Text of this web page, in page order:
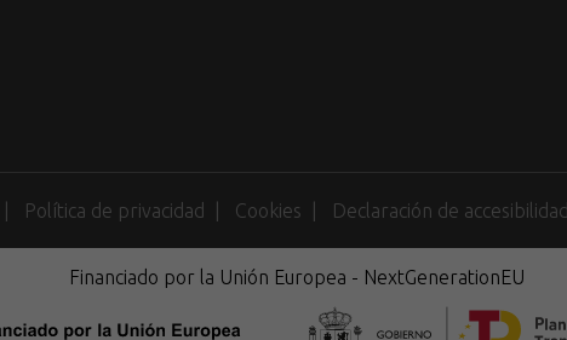
Política de privacidad Cookies Declaración de accesibilidad
Financiado por la Unión Europea - NextGenerationEU